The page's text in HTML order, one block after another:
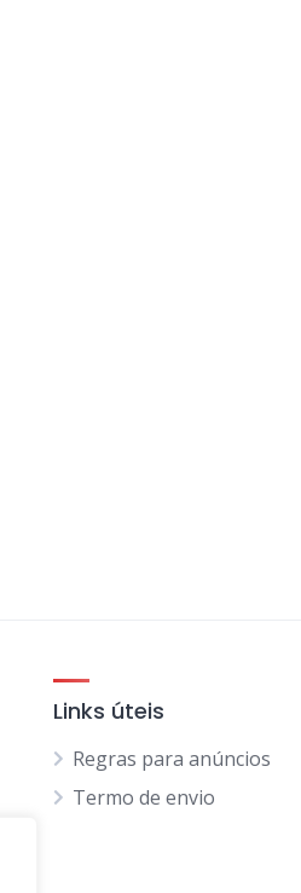
Links úteis
Regras para anúncios
Termo de envio